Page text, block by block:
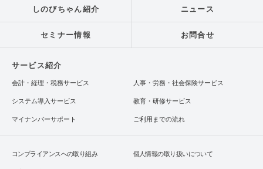
しのびちゃん紹介 ニュース
セミナー情報 お問合せ
サービス紹介
会計・経理・税務サービス 人事・労務・社会保険サービス
システム導入サービス 教育・研修サービス
マイナンバーサポート ご利用までの流れ
コンプライアンスへの取り組み 個人情報の取り扱いについて